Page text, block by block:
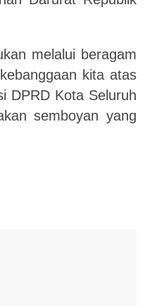
melalui beragam
kita atas
DPRD Kota Seluruh
semboyan yang